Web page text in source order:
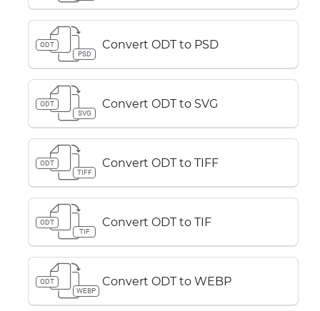
ODT
PSD
Convert ODT to PSD
ODT
SVG
Convert ODT to SVG
ODT
TIFF
Convert ODT to TIFF
ODT
TIF
Convert ODT to TIF
ODT
WEBP
Convert ODT to WEBP